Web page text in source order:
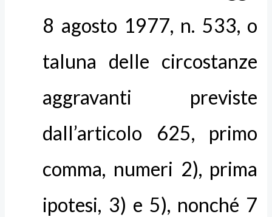
8 agosto 1977, n. 533, o
taluna delle circostanze
aggravanti previste
dall’articolo 625, primo
comma, numeri 2), prima
ipotesi, 3) e 5), nonché 7